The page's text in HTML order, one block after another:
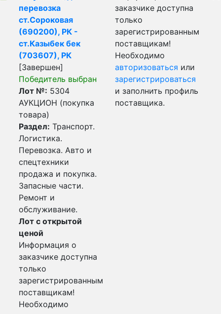
перевозка
ст.Сороковая
(690200), РК -
ст.Казыбек бек
(703607), РК
[Завершен]
Победитель выбран
Лот №: 5304
АУКЦИОН (покупка
товара)
Раздел: Транспорт.
Логистика.
Перевозка. Авто и
спецтехники
продажа и покупка.
Запасные части.
Ремонт и
обслуживание.
Лот с открытой
ценой
Информация о
заказчике доступна
только
зарегистрированным
поставщикам!
Необходимо
заказчике доступна
только
зарегистрированным
поставщикам!
Необходимо
авторизоваться или
зарегистрироваться
и заполнить профиль
поставщика.